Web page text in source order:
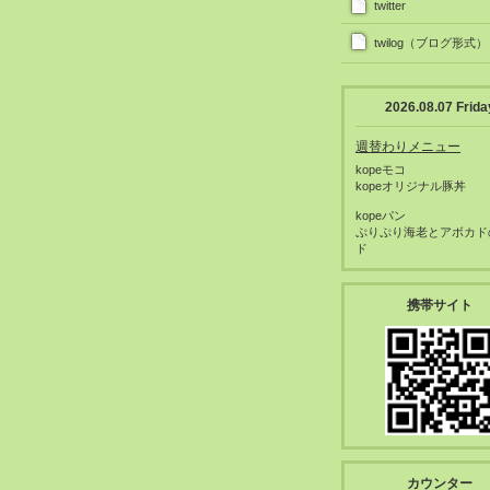
twitter
twilog（ブログ形式）
2026.08.07
週替わりメニュー
kopeモコ
kopeオリジナル豚丼
kopeパン
ぷりぷり海老とアボカド
ド
携帯サイト
カウンター